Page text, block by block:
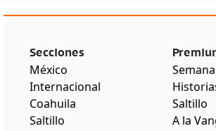
Secciones
México
Internacional
Coahuila
Saltillo
Saltillo
A la